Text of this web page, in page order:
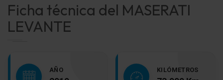
Ficha técnica del MASERATI
LEVANTE
AÑO KILÓMETROS